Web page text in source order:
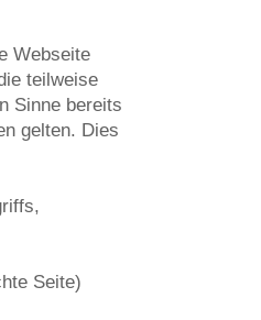
Webseite
teilweise
Sinne bereits
gelten. Dies
Seite)